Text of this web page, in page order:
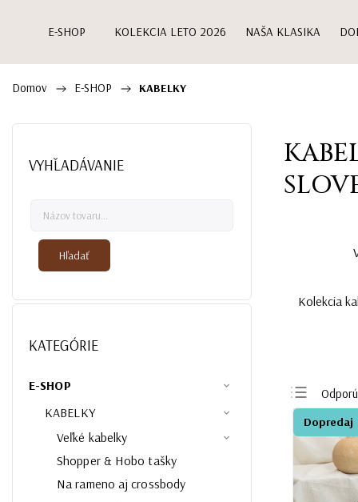
E-SHOP KOLEKCIA LETO 2026 NAŠA KLASIKA
Domov / E-SHOP / KABELKY
VYHĽADÁVANIE
Hľadať
KATEGÓRIE
E-SHOP
KABELKY
Veľké kabelky
Shopper & Hobo tašky
Na rameno aj crossbody
Kolekcia
Dopredaj